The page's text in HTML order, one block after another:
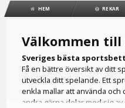
HEM REKAR
Välkommen till
Sveriges bästa
Få en bättre översikt av ditt
utveckla ditt spelande. Ett
enkla mallar att använda
andra gärna delar med sig av